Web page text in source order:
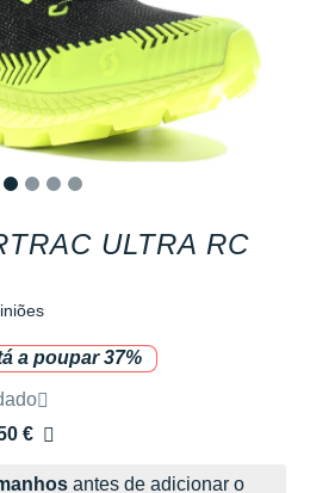
ULTRA RC
a poupar 37%
pela marca
€
antes de adicionar o